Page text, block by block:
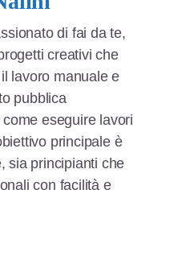
di fai da te,
creativi che
lavoro manuale e
pubblica
eseguire lavori
principale è
sia principianti che
con facilità e